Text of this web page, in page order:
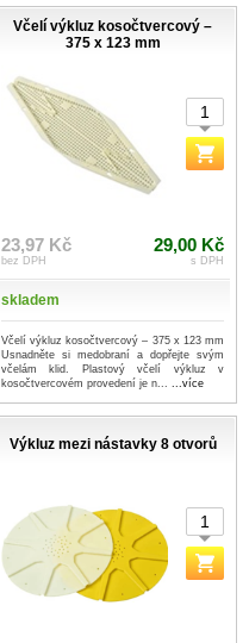
Včelí výkluz kosočtvercový –
375 x 123 mm
23,97 Kč
bez DPH
29,00 Kč
s DPH
skladem
Včelí výkluz kosočtvercový – 375 x 123 mm
Usnadněte si medobraní a dopřejte svým
včelám klid. Plastový včelí výkluz v
kosočtvercovém provedení je n... ...více
Výkluz mezi nástavky 8 otvorů